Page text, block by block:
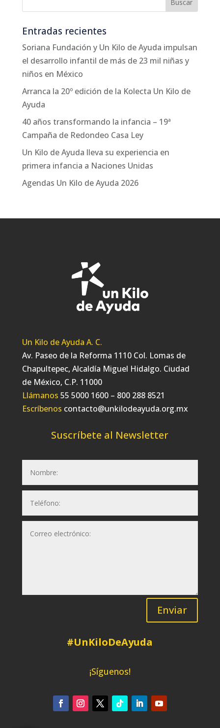
Entradas recientes
Soriana Fundación y Un Kilo de Ayuda impulsan
el desarrollo infantil de más de 23 mil niñas y
niños en México
Arranca la 20º edición de la Kolecta Un Kilo de
Ayuda
40 años transformando la infancia – 19ª
Campaña de Redondeo Casa Ley
Un Kilo de Ayuda lleva su experiencia en
primera infancia a Naciones Unidas
Agendas Un Kilo de Ayuda 2026
Un Kilo de Ayuda A. C.
Av. Paseo de la Reforma 1110 Col. Lomas de
Chapultepec, Alcaldía Miguel Hidalgo. Ciudad
de México, C.P. 11000
Llámanos 55 5000 1600 – 800 288 8521
Escríbenos contacto@unkilodeayuda.org.mx
Suscríbete al Newsletter
Enviar
#UnKiloDeAyuda
¡Síguenos!